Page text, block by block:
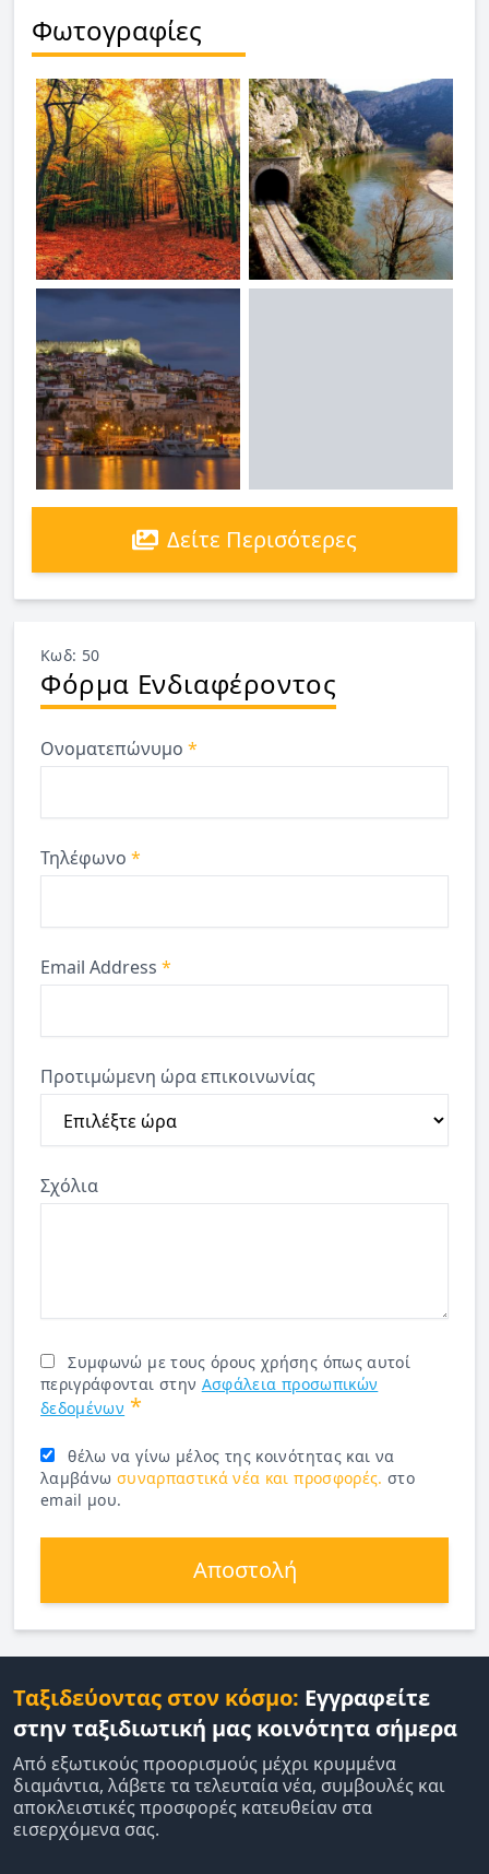
Φωτογραφίες
Δείτε Περισότερες
Κωδ: 50
Φόρμα Ενδιαφέροντος
Ονοματεπώνυμο *
Τηλέφωνο *
Email Address *
Προτιμώμενη ώρα επικοινωνίας
Σχόλια
Συμφωνώ με τους όρους χρήσης όπως αυτοί
περιγράφονται στην Ασφάλεια προσωπικών
δεδομένων *
θέλω να γίνω μέλος της κοινότητας και να
λαμβάνω συναρπαστικά νέα και προσφορές. στο
email μου.
Αποστολή
Ταξιδεύοντας στον κόσμο: Εγγραφείτε
στην ταξιδιωτική μας κοινότητα σήμερα
Από εξωτικούς προορισμούς μέχρι κρυμμένα
διαμάντια, λάβετε τα τελευταία νέα, συμβουλές και
αποκλειστικές προσφορές κατευθείαν στα
εισερχόμενα σας.